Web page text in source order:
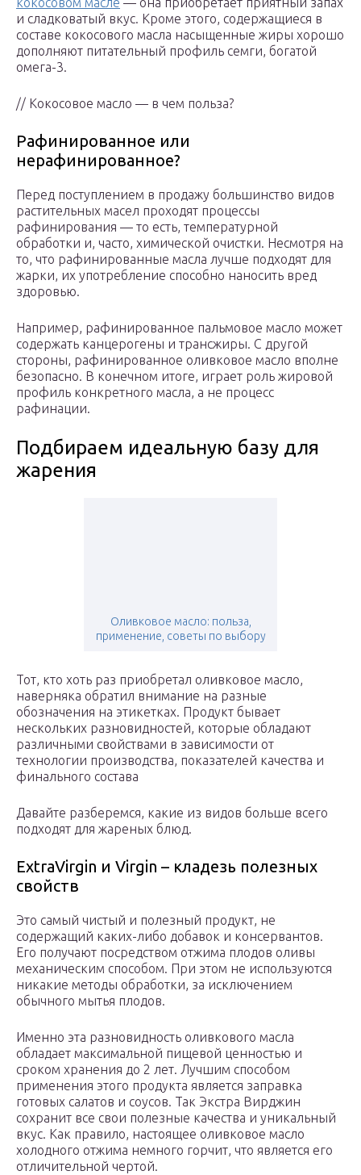
и сладковатый вкус. Кроме этого, содержащиеся в
составе кокосового масла насыщенные жиры хорошо
дополняют питательный профиль семги, богатой
омега-3.
// Кокосовое масло — в чем польза?
Рафинированное или
нерафинированное?
Перед поступлением в продажу большинство видов
растительных масел проходят процессы
рафинирования — то есть, температурной
обработки и, часто, химической очистки. Несмотря на
то, что рафинированные масла лучше подходят для
жарки, их употребление способно наносить вред
здоровью.
Например, рафинированное пальмовое масло может
содержать канцерогены и трансжиры. С другой
стороны, рафинированное оливковое масло вполне
безопасно. В конечном итоге, играет роль жировой
профиль конкретного масла, а не процесс
рафинации.
Подбираем идеальную базу для
жарения
Оливковое масло: польза,
применение, советы по выбору
Тот, кто хоть раз приобретал оливковое масло,
наверняка обратил внимание на разные
обозначения на этикетках. Продукт бывает
нескольких разновидностей, которые обладают
различными свойствами в зависимости от
технологии производства, показателей качества и
финального состава
Давайте разберемся, какие из видов больше всего
подходят для жареных блюд.
ExtraVirgin и Virgin – кладезь полезных
свойств
Это самый чистый и полезный продукт, не
содержащий каких-либо добавок и консервантов.
Его получают посредством отжима плодов оливы
механическим способом. При этом не используются
никакие методы обработки, за исключением
обычного мытья плодов.
Именно эта разновидность оливкового масла
обладает максимальной пищевой ценностью и
сроком хранения до 2 лет. Лучшим способом
применения этого продукта является заправка
готовых салатов и соусов. Так Экстра Вирджин
сохранит все свои полезные качества и уникальный
вкус. Как правило, настоящее оливковое масло
холодного отжима немного горчит, что является его
отличительной чертой.